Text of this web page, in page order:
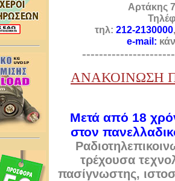
Αρτάκης
τηλ: 212-2130000
e-mail:
ΑΝΑΚΟΙΝΩΣΗ
Μετά από 18
στον
τρέχουσα
πασίγνωστης,